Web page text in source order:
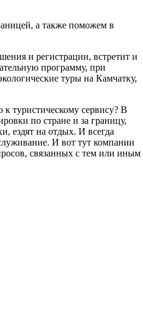
а также поможем в
и регистрации, встретит и
программу, при
туры на Камчатку,
туристическому сервису? В
по стране и за границу,
ездят на отдых. И всегда
И вот тут компании
связанных с тем или иным